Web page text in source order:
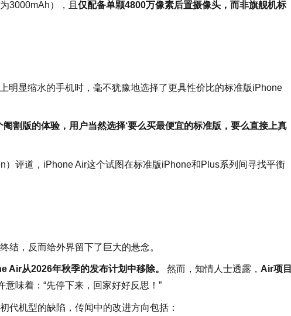
3000mAh），且 仅配备单颗4800万像素后置摄像头，而非旗舰机标
明显缩水的手机时，毫不犹豫地选择了更具性价比的标准版iPhone
割版的体验，用户当然选择‘要么买最便宜的标准版，要么直接上真
）评道，iPhone Air这个试图在标准版iPhone和Plus系列间寻找平衡
结，反而给外界留下了巨大的悬念。
Air从2026年秋季的发布计划中移除。 然而，知情人士透露， Air项目
意味着：“先停下来，回家好好反思！”
代机型的缺陷，传闻中的改进方向包括：